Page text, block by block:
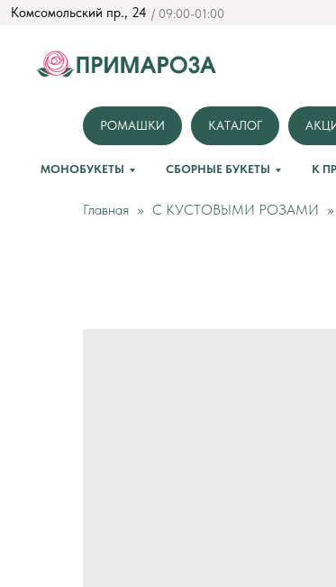
/ 09:00-01:00
Комсомольский пр., 24
РОМАШКИ КАТАЛОГ
МОНОБУКЕТЫ СБОРНЫЕ БУКЕТЫ К
Главная С КУСТОВЫМИ РОЗАМИ